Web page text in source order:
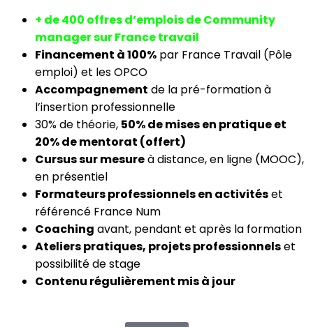
+ de 400 offres d’emplois de Community
manager sur France travail
Financement à 100% par France Travail (Pôle
emploi) et les OPCO
Accompagnement de la pré-formation à
l’insertion professionnelle
30% de théorie, 50% de mises en pratique et
20% de mentorat (offert)
Cursus sur mesureà distance, en ligne (MOOC),
en présentiel
Formateurs professionnels en activitéset
référencé France Num
Coaching avant, pendant et après la formation
Ateliers pratiques, projets professionnelset
possibilité de stage
Contenu régulièrement mis à jour